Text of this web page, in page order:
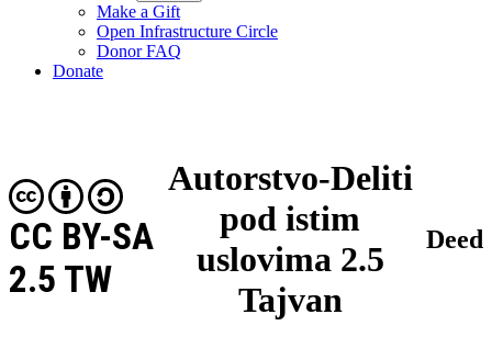
Make a Gift
Open Infrastructure Circle
Donor FAQ
Donate
Autorstvo-Deliti
pod istim
uslovima 2.5
Tajvan
CC BY-SA
2.5 TW
Deed